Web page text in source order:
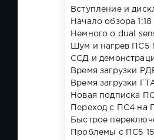
Вступление и
Начало обзора 1:18
Немного о dual
Шум и нагрев ПС5
ССД и
Время загрузки
Время загрузки
Новая подписка
Переход с ПС4 на
Быстрое
Проблемы с ПС5